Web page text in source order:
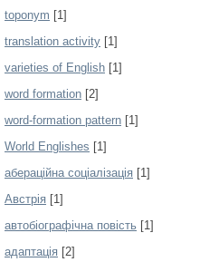
toponym [1]
translation activity [1]
varieties of English [1]
word formation [2]
word-formation pattern [1]
World Englishes [1]
абераційна соціалізація [1]
Австрія [1]
автобіографічна повість [1]
адаптація [2]